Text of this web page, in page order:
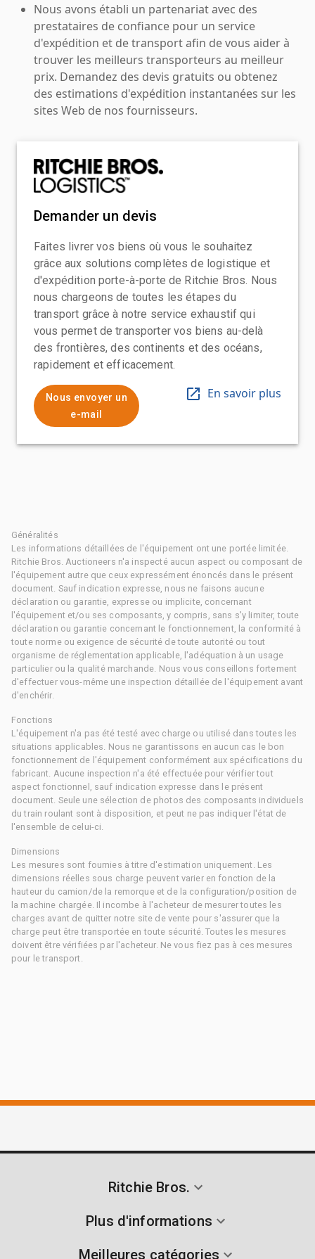
Nous avons établi un partenariat avec des
prestataires de confiance pour un service
d'expédition et de transport afin de vous aider à
trouver les meilleurs transporteurs au meilleur
prix. Demandez des devis gratuits ou obtenez
des estimations d'expédition instantanées sur les
sites Web de nos fournisseurs.
Demander un devis
Faites livrer vos biens où vous le souhaitez
grâce aux solutions complètes de logistique et
d'expédition porte-à-porte de Ritchie Bros. Nous
nous chargeons de toutes les étapes du
transport grâce à notre service exhaustif qui
vous permet de transporter vos biens au-delà
des frontières, des continents et des océans,
rapidement et efficacement.
Nous envoyer un
e-mail
En savoir plus
Généralités
Les informations détaillées de l'équipement ont une portée limitée.
Ritchie Bros. Auctioneers n'a inspecté aucun aspect ou composant de
l'équipement autre que ceux expressément énoncés dans le présent
document. Sauf indication expresse, nous ne faisons aucune
déclaration ou garantie, expresse ou implicite, concernant
l'équipement et/ou ses composants, y compris, sans s'y limiter, toute
déclaration ou garantie concernant le fonctionnement, la conformité à
toute norme ou exigence de sécurité de toute autorité ou tout
organisme de réglementation applicable, l'adéquation à un usage
particulier ou la qualité marchande. Nous vous conseillons fortement
d'effectuer vous-même une inspection détaillée de l'équipement avant
d'enchérir.
Fonctions
L'équipement n'a pas été testé avec charge ou utilisé dans toutes les
situations applicables. Nous ne garantissons en aucun cas le bon
fonctionnement de l'équipement conformément aux spécifications du
fabricant. Aucune inspection n'a été effectuée pour vérifier tout
aspect fonctionnel, sauf indication expresse dans le présent
document. Seule une sélection de photos des composants individuels
du train roulant sont à disposition, et peut ne pas indiquer l'état de
l'ensemble de celui-ci.
Dimensions
Les mesures sont fournies à titre d'estimation uniquement. Les
dimensions réelles sous charge peuvent varier en fonction de la
hauteur du camion/de la remorque et de la configuration/position de
la machine chargée. Il incombe à l'acheteur de mesurer toutes les
charges avant de quitter notre site de vente pour s'assurer que la
charge peut être transportée en toute sécurité. Toutes les mesures
doivent être vérifiées par l'acheteur. Ne vous fiez pas à ces mesures
pour le transport.
Ritchie Bros.
Plus d'informations
Meilleures catégories